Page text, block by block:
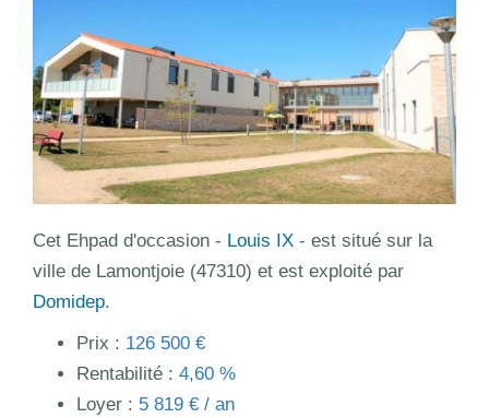
Cet Ehpad d'occasion - Louis IX - est situé sur la
ville de Lamontjoie (47310) et est exploité par
Domidep.
Prix : 126 500 €
Rentabilité : 4,60 %
Loyer : 5 819 € / an